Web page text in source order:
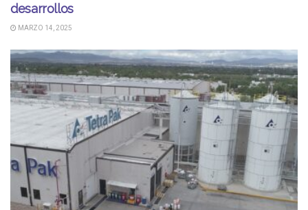
desarrollos
MARZO 14, 2025